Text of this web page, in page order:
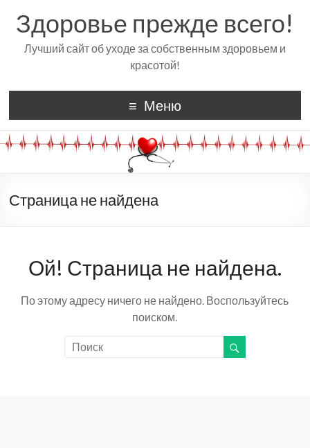
Здоровье прежде всего!
Лучший сайт об уходе за собственным здоровьем и
красотой!
Меню
Страница не найдена
Ой! Страница не найдена.
По этому адресу ничего не найдено. Воспользуйтесь
поиском.